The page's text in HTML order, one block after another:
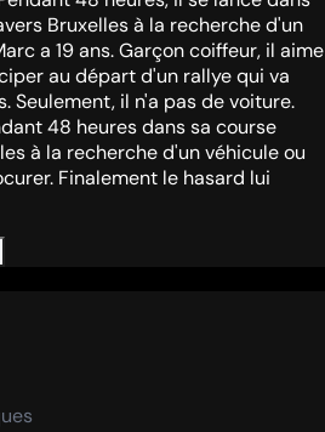
Bruxelles à la recherche d'un
a 19 ans. Garçon coiffeur, il aime
au départ d'un rallye qui va
Seulement, il n'a pas de voiture.
48 heures dans sa course
à la recherche d'un véhicule ou
Finalement le hasard lui